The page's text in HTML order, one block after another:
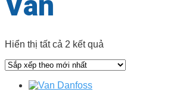
Hiển thị tất cả 2 kết quả
xếp